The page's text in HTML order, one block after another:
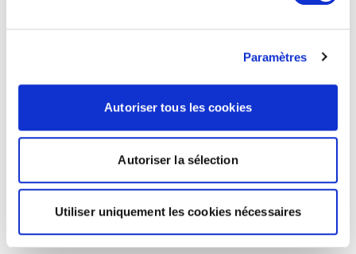
Paramètres
Autoriser tous les cookies
Autoriser la sélection
Utiliser uniquement les cookies nécessaires